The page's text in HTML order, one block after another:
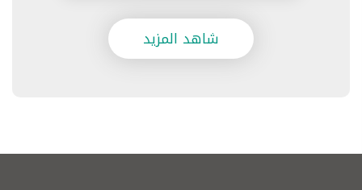
شاهد المزيد